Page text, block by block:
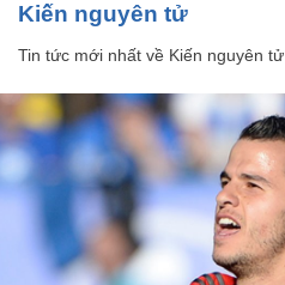
Kiến nguyên tử
Tin tức mới nhất về Kiến nguyên tử